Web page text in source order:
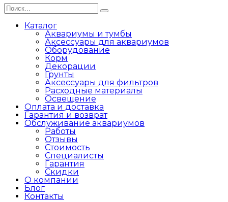
Search
for:
Каталог
Аквариумы и тумбы
Аксессуары для аквариумов
Оборудование
Корм
Декорации
Грунты
Аксессуары для фильтров
Расходные материалы
Освещение
Оплата и доставка
Гарантия и возврат
Обслуживание аквариумов
Работы
Отзывы
Стоимость
Специалисты
Гарантия
Скидки
О компании
Блог
Контакты